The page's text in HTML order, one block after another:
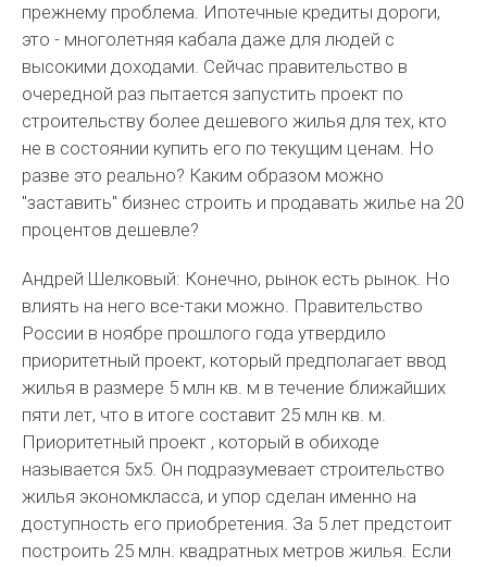
прежнему проблема. Ипотечные кредиты дороги,
это - многолетняя кабала даже для людей с
высокими доходами. Сейчас правительство в
очередной раз пытается запустить проект по
строительству более дешевого жилья для тех, кто
не в состоянии купить его по текущим ценам. Но
разве это реально? Каким образом можно
"заставить" бизнес строить и продавать жилье на 20
процентов дешевле?
Андрей Шелковый: Конечно, рынок есть рынок. Но
влиять на него все-таки можно. Правительство
России в ноябре прошлого года утвердило
приоритетный проект, который предполагает ввод
жилья в размере 5 млн кв. м в течение ближайших
пяти лет, что в итоге составит 25 млн кв. м.
Приоритетный проект , который в обиходе
называется 5х5. Он подразумевает строительство
жилья экономкласса, и упор сделан именно на
доступность его приобретения. За 5 лет предстоит
построить 25 млн. квадратных метров жилья. Если